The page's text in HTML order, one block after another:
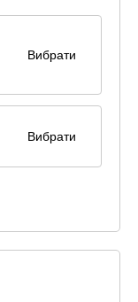
Вибрати
Вибрати